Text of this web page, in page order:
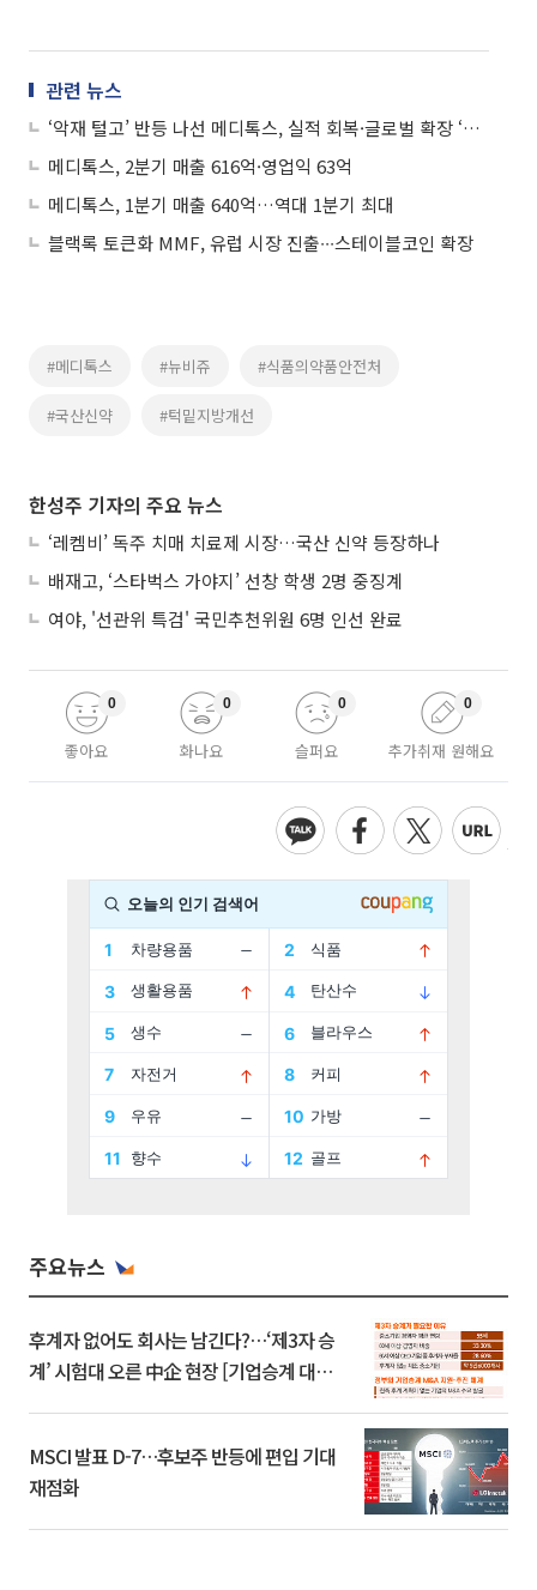
관련 뉴스
‘악재 털고’ 반등 나선 메디톡스, 실적 회복·글로벌 확장 ‘청신호’
메디톡스, 2분기 매출 616억·영업익 63억
메디톡스, 1분기 매출 640억…역대 1분기 최대
블랙록 토큰화 MMF, 유럽 시장 진출∙∙∙스테이블코인 확장
#메디톡스 #뉴비쥬 #식품의약품안전처
#국산신약 #턱밑지방개선
한성주 기자의 주요 뉴스
‘레켐비’ 독주 치매 치료제 시장…국산 신약 등장하나
배재고, ‘스타벅스 가야지’ 선창 학생 2명 중징계
여야, '선관위 특검' 국민추천위원 6명 인선 완료
좋아요
0
화나요
0
슬퍼요
0
추가취재 원해요
0
주요뉴스
후계자 없어도 회사는 남긴다?…‘제3자 승
계’ 시험대 오른 中企 현장 [기업승계 대전
MSCI 발표 D-7…후보주 반등에 편입 기대
재점화